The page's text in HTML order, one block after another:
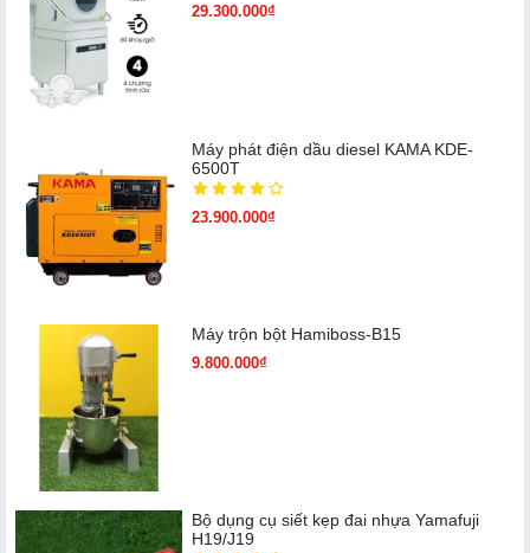
29.300.000₫
Máy phát điện dầu diesel KAMA KDE-
6500T
23.900.000₫
Máy trộn bột Hamiboss-B15
9.800.000₫
Bộ dụng cụ siết kẹp đai nhựa Yamafuji
H19/J19